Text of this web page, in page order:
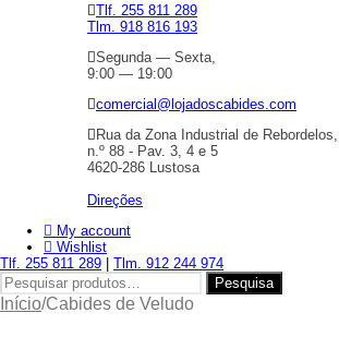
Tlf. 255 811 289
Tlm. 918 816 193
Segunda — Sexta,
9:00 — 19:00
comercial@lojadoscabides.com
Rua da Zona Industrial de Rebordelos,
n.º 88 - Pav. 3, 4 e 5
4620-286 Lustosa
Direções
My account
Wishlist
Tlf. 255 811 289 | Tlm. 912 244 974
Pesquisar
por:
Pesquisa
Início/Cabides de Veludo